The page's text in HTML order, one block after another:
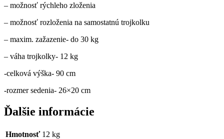
– možnosť rýchleho zloženia
– možnosť rozloženia na samostatnú trojkolku
– maxim. zažazenie- do 30 kg
– váha trojkolky- 12 kg
-celková výška- 90 cm
-rozmer sedenia- 26×20 cm
Ďalšie informácie
Hmotnosť 12 kg